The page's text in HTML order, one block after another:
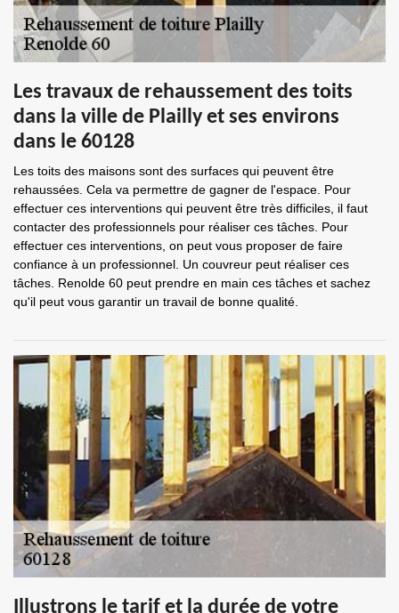
Les travaux de rehaussement des toits
dans la ville de Plailly et ses environs
dans le 60128
Les toits des maisons sont des surfaces qui peuvent être
rehaussées. Cela va permettre de gagner de l'espace. Pour
effectuer ces interventions qui peuvent être très difficiles, il faut
contacter des professionnels pour réaliser ces tâches. Pour
effectuer ces interventions, on peut vous proposer de faire
confiance à un professionnel. Un couvreur peut réaliser ces
tâches. Renolde 60 peut prendre en main ces tâches et sachez
qu'il peut vous garantir un travail de bonne qualité.
Illustrons le tarif et la durée de votre